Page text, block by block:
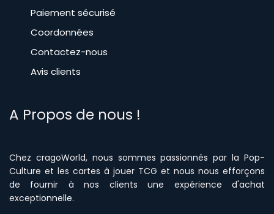
Paiement sécurisé
Coordonnées
Contactez-nous
Avis clients
A Propos de nous !
Chez cragoWorld, nous sommes passionnés par la Pop-
Culture et les cartes à jouer TCG et nous nous efforçons
de fournir à nos clients une expérience d'achat
exceptionnelle.